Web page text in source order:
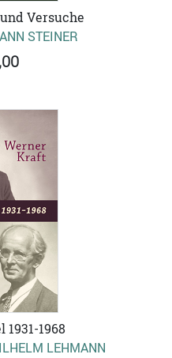
Versuche
STEINER
1968
LEHMANN